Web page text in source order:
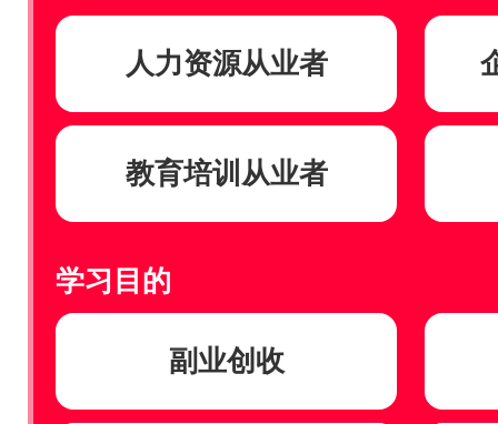
人力资源从业者
教育培训从业者
学习目的
副业创收